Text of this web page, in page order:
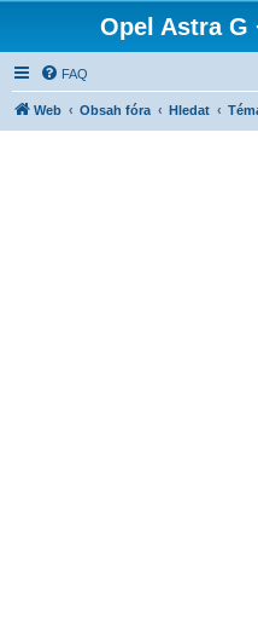
Opel Astra G
FAQ
Web Obsah fóra Hledat